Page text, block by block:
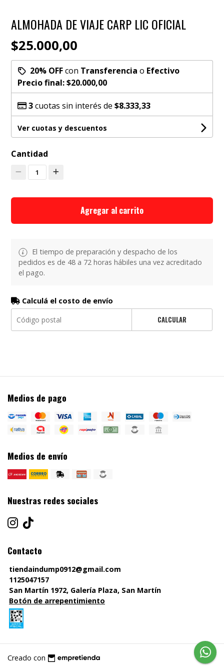
ALMOHADA DE VIAJE CARP LIC OFICIAL
$25.000,00
20% OFFcon Transferencia o Efectivo
Precio final:$20.000,00
3cuotas sin interés de$8.333,33
Ver cuotas y descuentos
Cantidad
1
Agregar al carrito
El tiempo de preparación y despacho de los
pedidos es de 48 a 72 horas hábiles una vez acreditado
el pago.
Calculá el costo de envío
CALCULAR
Medios de pago
Medios de envío
Nuestras redes sociales
Contacto
tiendaindump0912@gmail.com
1125047157
San Martín 1972, Galería Plaza, San Martín
Botón de arrepentimiento
Creado con